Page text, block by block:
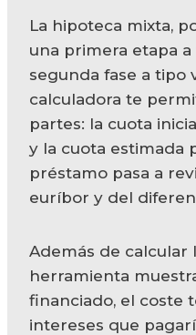
La hipoteca mixta,
una primera etapa
segunda fase a tipo
calculadora te
partes: la cuota
y la cuota estimada
préstamo pasa a
euríbor y del
Además de calcular
herramienta
financiado, el coste
intereses que